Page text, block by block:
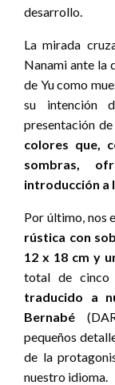
desarrollo.
La mirada
Nanami ante la
de Yu como
su intención
presentación
colores que,
sombras,
introducción a
Por último, nos
rústica con
12 x 18 cm y
total de cinco
traducido a
Bernabé
pequeños
de la
nuestro idioma.